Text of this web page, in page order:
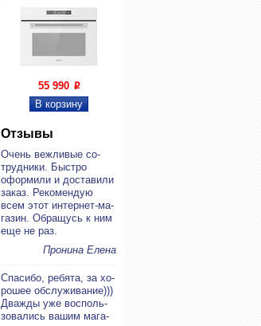
55 990 P
Отзывы
Очень веж­ли­вые со­
труд­ни­ки. Быст­ро
офор­ми­ли и до­ста­ви­ли
за­каз. Ре­ко­мен­дую
всем этот ин­тернет-ма­
га­зин. Об­ра­щусь к ним
еще не раз.
Пронина Елена
Спа­си­бо, ре­бя­та, за хо­
ро­шее об­слу­жи­ва­ние)))
Два­жды уже вос­поль­
зо­ва­лись ва­шим ма­га­